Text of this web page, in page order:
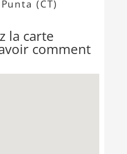
(CT)
la carte
comment